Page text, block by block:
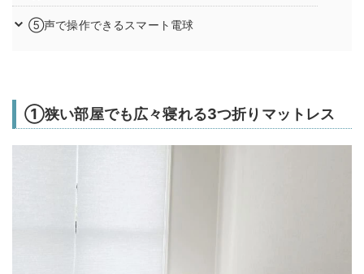
⑤声で操作できるスマート電球
①狭い部屋でも広々寝れる3つ折りマットレス